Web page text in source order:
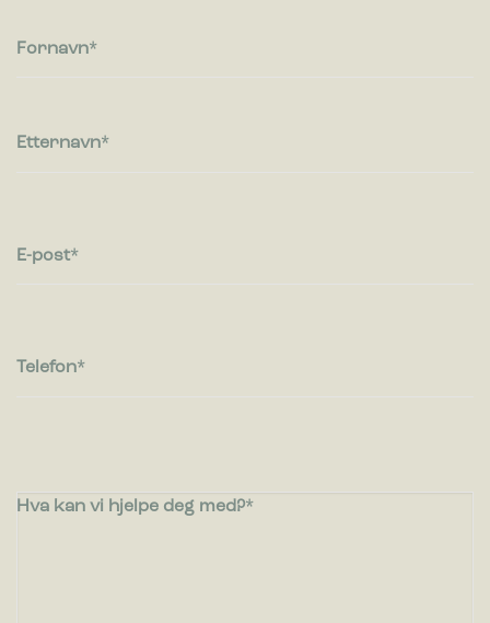
rapportere informasjon anonymt.
nettsteder. Hensikten er å vise annonser som er relevante og
Fornavn
Etternavn
E-post
Telefon
Hva kan vi hjelpe deg med?